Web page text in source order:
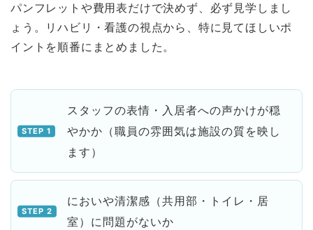
パンフレットや費用表だけで決めず、必ず見学しまし
ょう。リハビリ・看護の視点から、特に見てほしいポ
イントを順番にまとめました。
スタッフの表情・入居者への声かけが穏
やかか（職員の雰囲気は施設の質を映し
ます）
においや清潔感（共用部・トイレ・居
室）に問題がないか